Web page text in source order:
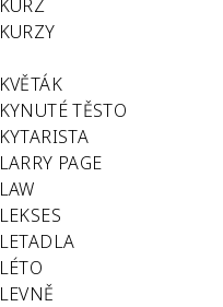
KURZ
KURZY
KVĚTÁK
KYNUTÉ TĚSTO
KYTARISTA
LARRY PAGE
LAW
LEKSES
LETADLA
LÉTO
LEVNĚ